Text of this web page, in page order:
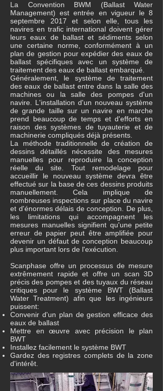
La Convention BWM (Ballast Water
Management) est entrée en vigueur le 8
septembre 2017 et selon elle, tous les
navires en trafic international doivent gérer
leurs eaux de ballast et sédiments selon
une certaine norme, conformément à un
plan de gestion pour expédier des eaux de
ballast spécifiques avec un système de
traitement des eaux de ballast embarqué.
Généralement, le système de traitement
des eaux de ballast entre dans la salle des
machines ou la salle des pompes d'un
navire. L'installation d'un nouveau système
de grande taille sur un navire en marche
prend beaucoup de temps et d'efforts en
raison des systèmes de tuyauterie et de
machinerie compliqués déjà présents.
La méthode traditionnelle de création de
dessins détaillés nécessite des mesures
manuelles pour reproduire la conception
réelle du site. Tout remodelage pour
accueillir le nouveau système devra être
effectué sur la base de ces dessins produits
manuellement. Cela implique de
nombreuses inspections sur place du navire
et d'énormes délais de conception. De plus,
les limitations qui accompagnent les
mesures manuelles signifient qu'une petite
erreur de papier peut être amplifiée pour
devenir un défaut de conception beaucoup
plus important lors de l'exécution.
Scanphase offre un processus de mesure
extrêmement rapide et offre un scan 3D
précis des pompes et des tuyaux du réseau
critiques pour le système BWT (Ballast
Water Treatment) afin que les ingénieurs
puissent:
Convenir d'un plan de gestion efficace des
eaux de ballast
Mettre en œuvre avec précision le plan
BWT
Installez facilement le système BWT
Gardez des registres complets de la zone
d'intérêt.